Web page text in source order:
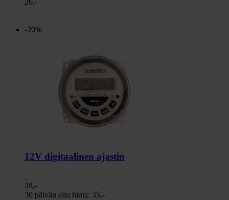
-20%
12V digitaalinen ajastin
28,-
30 päivän alin hinta: 35,-